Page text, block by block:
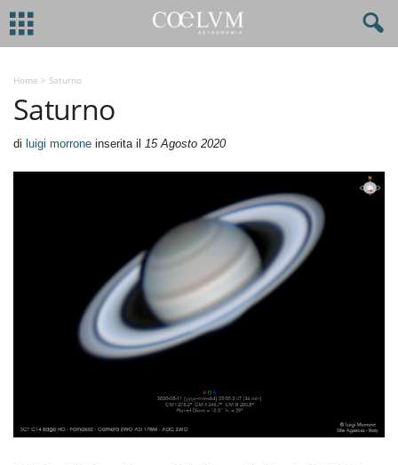
Home > Saturno
Saturno
di luigi morrone inserita il 15 Agosto 2020